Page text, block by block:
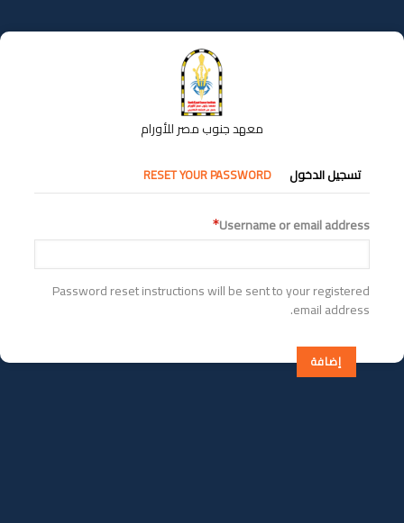
إلى
المحتوى
معهد جنوب مصر للأورام
التبويبات
الأساسية
تسجيل الدخول RESET YOUR PASSWORD
Username or email address
Password reset instructions will be sent to your registered
email address.